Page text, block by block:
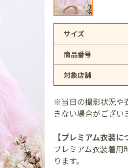
サイズ
商品番号
対象店舗
※当日の撮影状況や
きない場合がござい
【プレミアム衣装に
プレミアム衣装着用
ります。